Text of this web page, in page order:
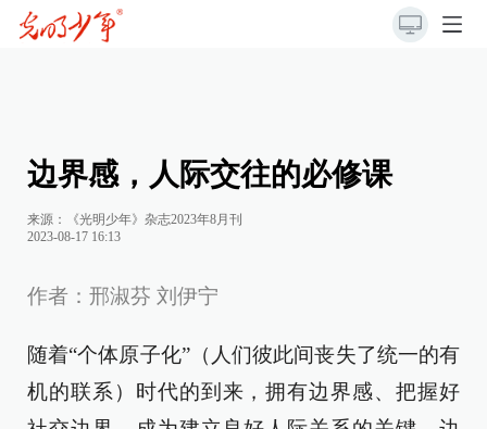
边界感，人际交往的必修课
来源：《光明少年》杂志2023年8月刊
2023-08-17 16:13
作者：邢淑芬 刘伊宁
随着“个体原子化”（人们彼此间丧失了统一的有
机的联系）时代的到来，拥有边界感、把握好